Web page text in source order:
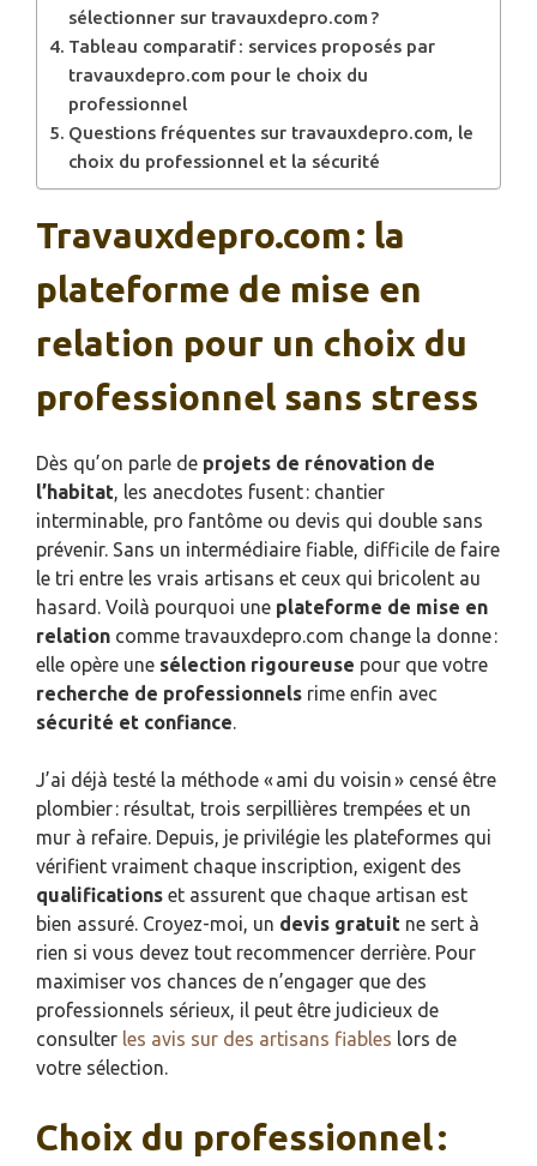
sélectionner sur travauxdepro.com ?
Tableau comparatif : services proposés par
travauxdepro.com pour le choix du
professionnel
Questions fréquentes sur travauxdepro.com, le
choix du professionnel et la sécurité
Travauxdepro.com : la
plateforme de mise en
relation pour un choix du
professionnel sans stress
Dès qu’on parle de projets de rénovation de
l’habitat, les anecdotes fusent : chantier
interminable, pro fantôme ou devis qui double sans
prévenir. Sans un intermédiaire fiable, difficile de faire
le tri entre les vrais artisans et ceux qui bricolent au
hasard. Voilà pourquoi une plateforme de mise en
relation comme travauxdepro.com change la donne :
elle opère une sélection rigoureuse pour que votre
recherche de professionnels rime enfin avec
sécurité et confiance.
J’ai déjà testé la méthode « ami du voisin » censé être
plombier : résultat, trois serpillières trempées et un
mur à refaire. Depuis, je privilégie les plateformes qui
vérifient vraiment chaque inscription, exigent des
qualifications et assurent que chaque artisan est
bien assuré. Croyez-moi, un devis gratuit ne sert à
rien si vous devez tout recommencer derrière. Pour
maximiser vos chances de n’engager que des
professionnels sérieux, il peut être judicieux de
consulter les avis sur des artisans fiables lors de
votre sélection.
Choix du professionnel :